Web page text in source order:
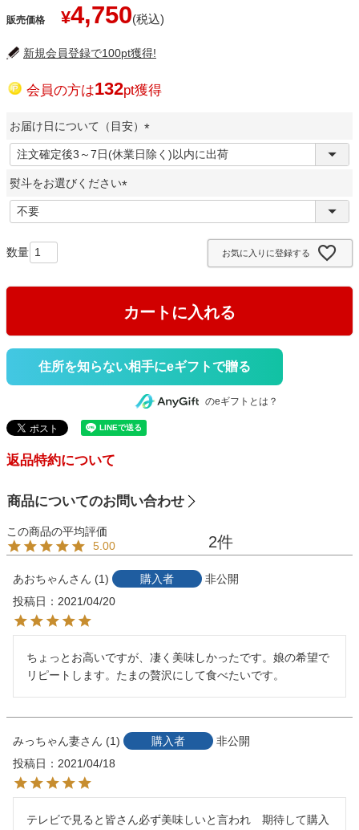
販売価格 ¥4,750
新規会員登録で100pt獲得!
会員の方は132pt獲得
お届け日について（目安）
(
必
)
熨斗をお選びください
必
お気に入りに登録する
カートに入れる
住所を知らない相手にeギフトで贈る
のeギフトとは？
返品特約について
商品についてのお問い合わせ
5.00 2
あおちゃん 1 購入者
非公開
投稿日
2021/04/20
ちょっとお高いですが、凄く美味しかったです。娘の希望で
リピートします。たまの贅沢にして食べたいです。
みっちゃん妻 1 購入者
非公開
投稿日
2021/04/18
テレビで見ると皆さん必ず美味しいと言われ　期待して購入